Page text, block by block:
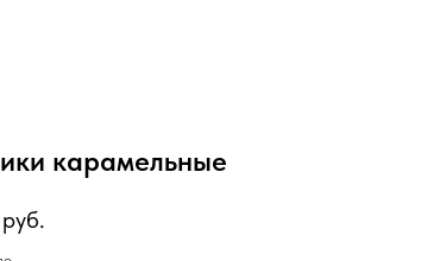
карамельные
руб.